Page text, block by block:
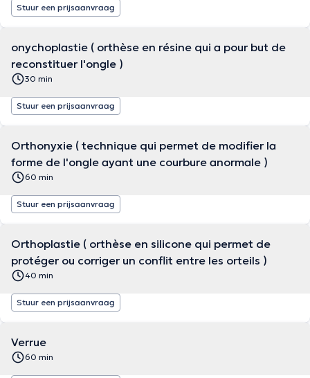
Stuur een prijsaanvraag
onychoplastie ( orthèse en résine qui a pour but de
reconstituer l'ongle )
30 min
Stuur een prijsaanvraag
Orthonyxie ( technique qui permet de modifier la
forme de l'ongle ayant une courbure anormale )
60 min
Stuur een prijsaanvraag
Orthoplastie ( orthèse en silicone qui permet de
protéger ou corriger un conflit entre les orteils )
40 min
Stuur een prijsaanvraag
Verrue
60 min